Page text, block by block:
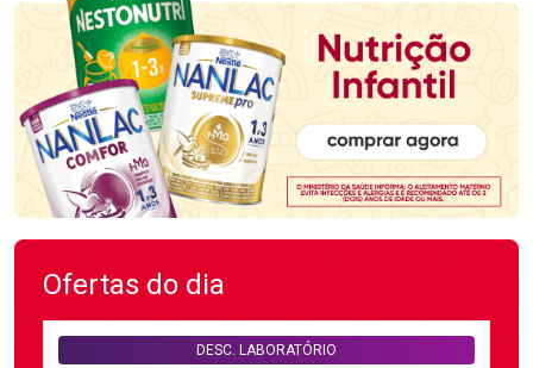
Ofertas do dia
DESC. LABORATÓRIO